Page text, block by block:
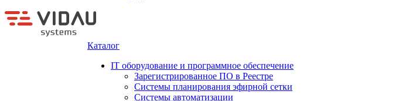
Каталог
IT оборудование и программное обеспечение
Зарегистрированное ПО в Реестре
Системы планирования эфирной сетки
Системы автоматизации